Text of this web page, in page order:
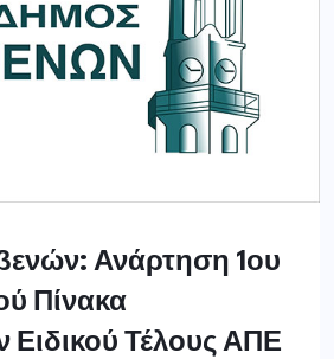
Ανάρτηση 1ου
Πίνακα
Ειδικού Τέλους ΑΠΕ